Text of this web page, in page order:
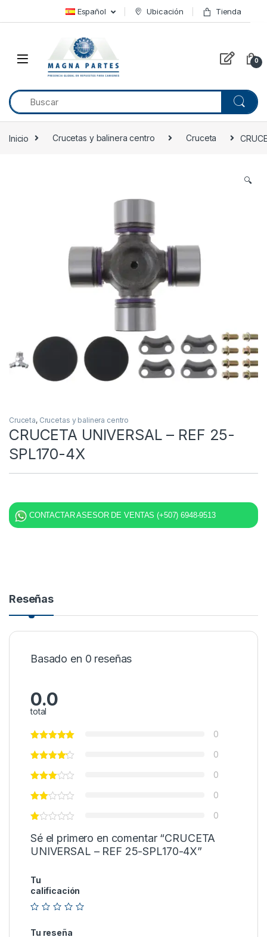
Skip to navigation Español Ubicación Tienda
0
Inicio Crucetas y balinera centro Cruceta
🔍
Cruceta, Crucetas y balinera centro
CRUCETA UNIVERSAL – REF 25-
SPL170-4X
CONTACTAR ASESOR DE VENTAS (+507) 6948-9513
Reseñas
Basado en 0 reseñas
0.0
total
0
0
0
0
0
Sé el primero en comentar “CRUCETA
UNIVERSAL – REF 25-SPL170-4X”
Tu
calificación
Tu reseña